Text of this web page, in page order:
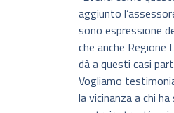
aggiunto
sono espressione
che anche Regione
dà a questi casi
Vogliamo
la vicinanza a chi